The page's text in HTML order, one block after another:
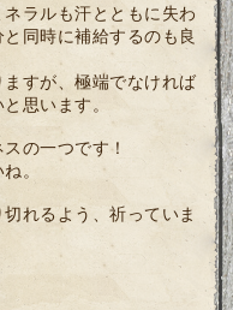
ラルも汗とともに失わ
同時に補給するのも良
すが、極端でなければ
思います。
の一つです！
。
れるよう、祈っていま